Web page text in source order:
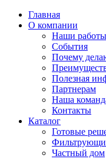
Главная
О компании
Наши работы
События
Почему
Полезная
Партнерам
Наша
Контакты
Каталог
Готовые
Частный дом